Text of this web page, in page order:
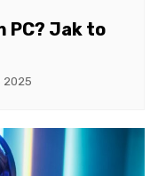
PC? Jak to
2025